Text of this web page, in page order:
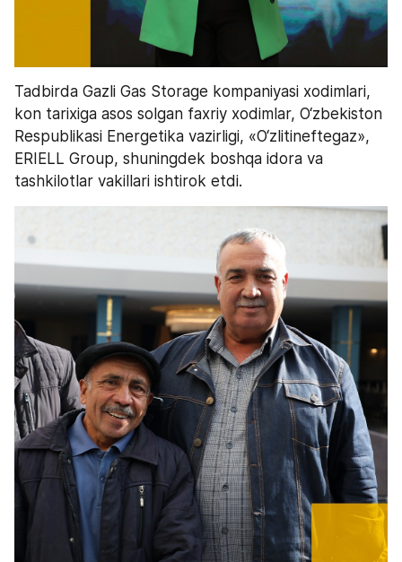
Tadbirda Gazli Gas Storage kompaniyasi xodimlari,
kon tarixiga asos solgan faxriy xodimlar, O‘zbekiston
Respublikasi Energetika vazirligi, «O‘zlitineftegaz»,
ERIELL Group, shuningdek boshqa idora va
tashkilotlar vakillari ishtirok etdi.